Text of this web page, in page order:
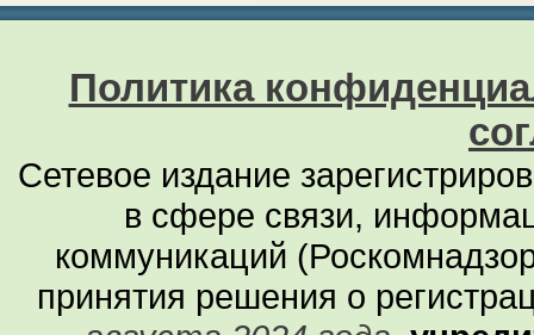
Политика
Сетевое издание
в сфере связи,
коммуникаций
принятия решения о